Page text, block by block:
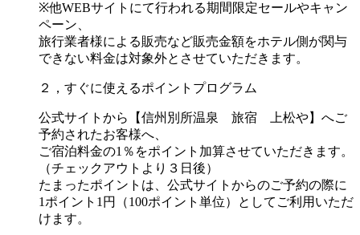
※他WEBサイトにて行われる期間限定セールやキャン
ペーン、
旅行業者様による販売など販売金額をホテル側が関与
できない料金は対象外とさせていただきます。
２，すぐに使えるポイントプログラム
公式サイトから【信州別所温泉 旅宿 上松や】へご
予約されたお客様へ、
ご宿泊料金の1％をポイント加算させていただきます。
（チェックアウトより３日後）
たまったポイントは、公式サイトからのご予約の際に
1ポイント1円（100ポイント単位）としてご利用いただ
けます。